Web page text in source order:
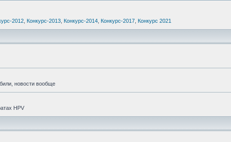
2012 Конкурс-2013 Конкурс-2014 Конкурс-2017 Конкурс 2021
новости вообще
HPV